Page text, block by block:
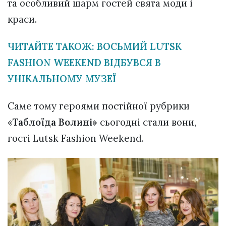
та особливий шарм гостей свята моди і
краси.
ЧИТАЙТЕ ТАКОЖ: ВОСЬМИЙ LUTSK
FASHION WEEKEND ВІДБУВСЯ В
УНІКАЛЬНОМУ МУЗЕЇ
Саме тому героями постійної рубрики
«Таблоїда Волині» сьогодні стали вони,
гості Lutsk Fashion Weekend.